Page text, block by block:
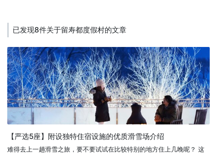
已发现8件关于留寿都度假村的文章
【严选5座】附设独特住宿设施的优质滑雪场介绍
难得去上一趟滑雪之旅，要不要试试在比较特别的地方住上几晚呢？ 这